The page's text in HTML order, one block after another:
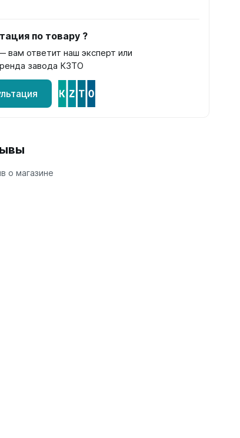
по товару ?
вам ответит наш эксперт или
завода КЗТО
о магазине